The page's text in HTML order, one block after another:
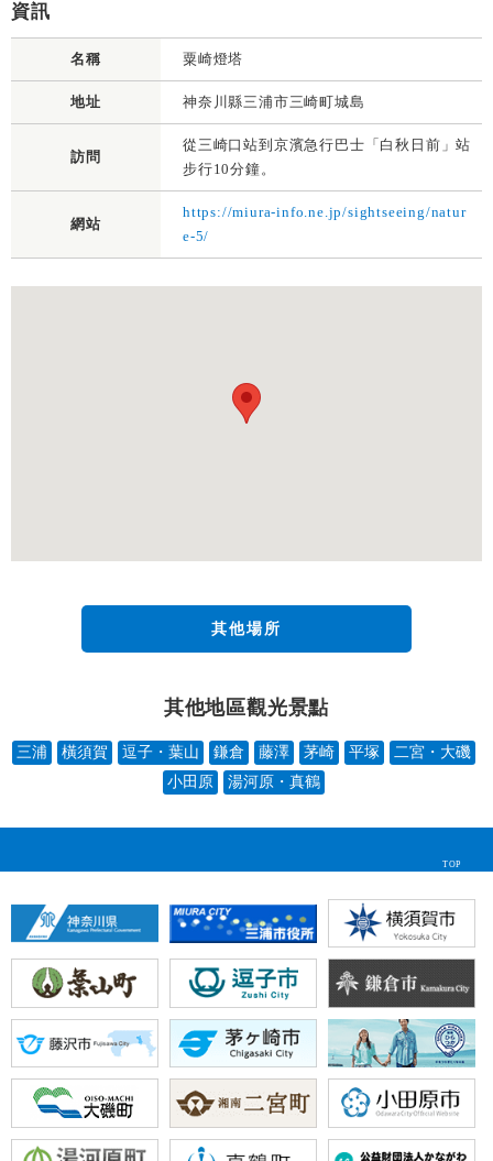
資訊
名稱 粟崎燈塔
地址 神奈川縣三浦市三崎町城島
訪問
從三崎口站到京濱急行巴士「白秋日前」站
步行10分鐘。
網站
https://miura-info.ne.jp/sightseeing/natur
e-5/
其他場所
其他地區觀光景點
三浦 橫須賀 逗子・葉山 鎌倉 藤澤 茅崎 平塚
二宮・大磯
小田原
湯河原・真鶴
TOP